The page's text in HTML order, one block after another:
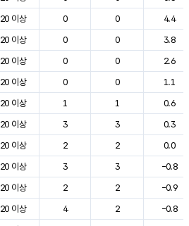
20 이상 0 0
4.4
20 이상 0 0
3.8
20 이상 0 0
2.6
20 이상 0 0
1.1
20 이상 1 1
0.6
20 이상 3 3
0.3
20 이상 2 2
0.0
20 이상 3 3
-0.8
20 이상 2 2
-0.9
20 이상 4 2
-0.8